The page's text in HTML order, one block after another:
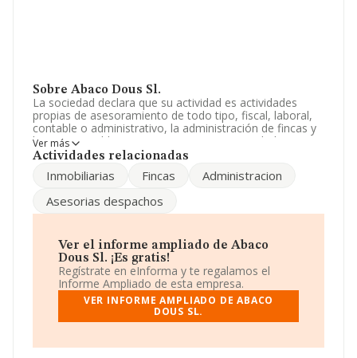
Sobre Abaco Dous Sl.
La sociedad declara que su actividad es actividades
propias de asesoramiento de todo tipo, fiscal, laboral,
contable o administrativo, la administración de fincas y
bienes inmuebles. La empresa es una Sociedad
Limitada. Su CNAE corresponde a 7020 con código
exteriores.
De acuerdo con la Recomendación 2003/361/CE de la
Comisión, de 6 de mayo de 2003, sobre la definición de
compañía reúne los requisitos de una microempresa. El
número de empleados ha crecido un 33% y según las
cifras existentes en la base de datos de INFORMA, el
número de empleados ha estado por encima de la
media de sector.
Dentro del ranking de empresas elaborado por
sociedad, se destaca que: ha perdido hasta 119 puestos
Ver más
Actividades relacionadas
Inmobiliarias Fincas
Administracion
Asesorias despachos
Ver el informe ampliado de Abaco
Dous Sl. ¡Es gratis!
Regístrate en eInforma y te regalamos el
Informe Ampliado de esta empresa.
VER INFORME AMPLIADO DE ABACO
DOUS SL.